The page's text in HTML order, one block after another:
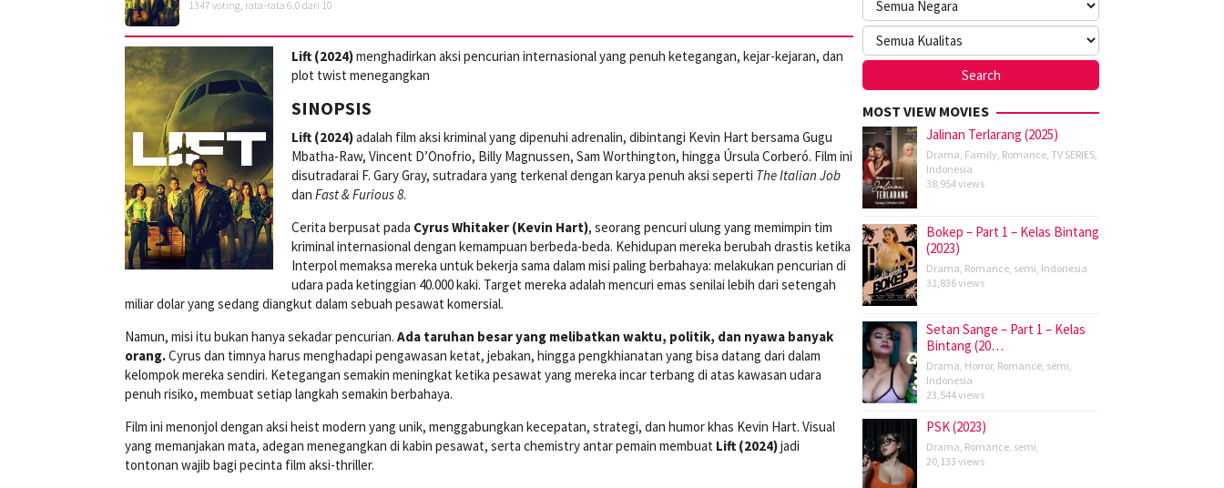
1347 voting, rata-rata 6.0 dari 10
Lift (2024)menghadirkan aksi pencurian internasional yang penuh ketegangan, kejar-kejaran, dan
plot twist menegangkan
SINOPSIS
Lift (2024)adalah film aksi kriminal yang dipenuhi adrenalin, dibintangi Kevin Hart bersama Gugu
Mbatha-Raw, Vincent D’Onofrio, Billy Magnussen, Sam Worthington, hingga Úrsula Corberó. Film ini
disutradarai F. Gary Gray, sutradara yang terkenal dengan karya penuh aksi seperti The Italian Job
dan Fast & Furious 8.
Cerita berpusat pada Cyrus Whitaker (Kevin Hart), seorang pencuri ulung yang memimpin tim
kriminal internasional dengan kemampuan berbeda-beda. Kehidupan mereka berubah drastis ketika
Interpol memaksa mereka untuk bekerja sama dalam misi paling berbahaya: melakukan pencurian di
udara pada ketinggian 40.000 kaki. Target mereka adalah mencuri emas senilai lebih dari setengah
miliar dolar yang sedang diangkut dalam sebuah pesawat komersial.
Namun, misi itu bukan hanya sekadar pencurian. Ada taruhan besar yang melibatkan waktu, politik, dan nyawa banyak
orang.Cyrus dan timnya harus menghadapi pengawasan ketat, jebakan, hingga pengkhianatan yang bisa datang dari dalam
kelompok mereka sendiri. Ketegangan semakin meningkat ketika pesawat yang mereka incar terbang di atas kawasan udara
penuh risiko, membuat setiap langkah semakin berbahaya.
Film ini menonjol dengan aksi heist modern yang unik, menggabungkan kecepatan, strategi, dan humor khas Kevin Hart. Visual
yang memanjakan mata, adegan menegangkan di kabin pesawat, serta chemistry antar pemain membuat Lift (2024)jadi
tontonan wajib bagi pecinta film aksi-thriller.
MOST VIEW MOVIES
Jalinan Terlarang (2025)
Drama, Family, Romance, TV SERIES,
Indonesia
38,954 views
Bokep – Part 1 – Kelas Bintang
(2023)
Drama, Romance, semi, Indonesia
31,836 views
Setan Sange – Part 1 – Kelas
Bintang (20…
Drama, Horror, Romance, semi,
Indonesia
23,544 views
PSK (2023)
Drama, Romance, semi,
20,133 views